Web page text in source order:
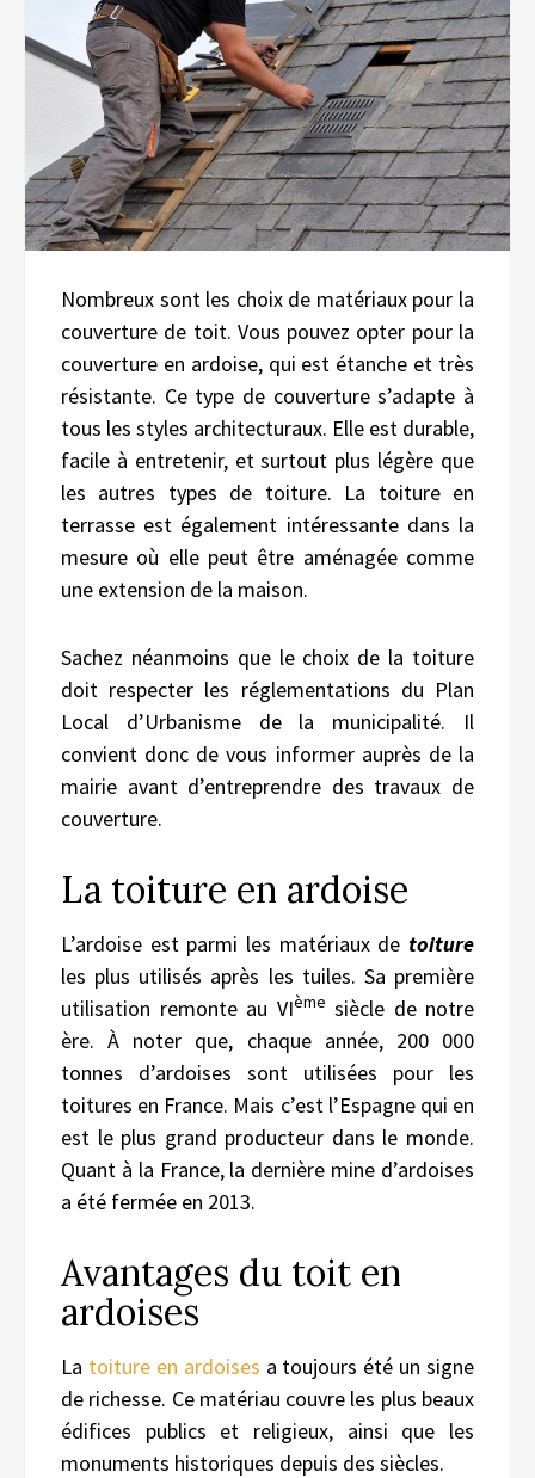
Nombreux sont les choix de matériaux pour la
couverture de toit. Vous pouvez opter pour la
couverture en ardoise, qui est étanche et très
résistante. Ce type de couverture s’adapte à
tous les styles architecturaux. Elle est durable,
facile à entretenir, et surtout plus légère que
les autres types de toiture. La toiture en
terrasse est également intéressante dans la
mesure où elle peut être aménagée comme
une extension de la maison.
Sachez néanmoins que le choix de la toiture
doit respecter les réglementations du Plan
Local d’Urbanisme de la municipalité. Il
convient donc de vous informer auprès de la
mairie avant d’entreprendre des travaux de
couverture.
La toiture en ardoise
L’ardoise est parmi les matériaux de toiture
les plus utilisés après les tuiles. Sa première
utilisation remonte au VIème siècle de notre
ère. À noter que, chaque année, 200 000
tonnes d’ardoises sont utilisées pour les
toitures en France. Mais c’est l’Espagne qui en
est le plus grand producteur dans le monde.
Quant à la France, la dernière mine d’ardoises
a été fermée en 2013.
Avantages du toit en
ardoises
La toiture en ardoises a toujours été un signe
de richesse. Ce matériau couvre les plus beaux
édifices publics et religieux, ainsi que les
monuments historiques depuis des siècles.